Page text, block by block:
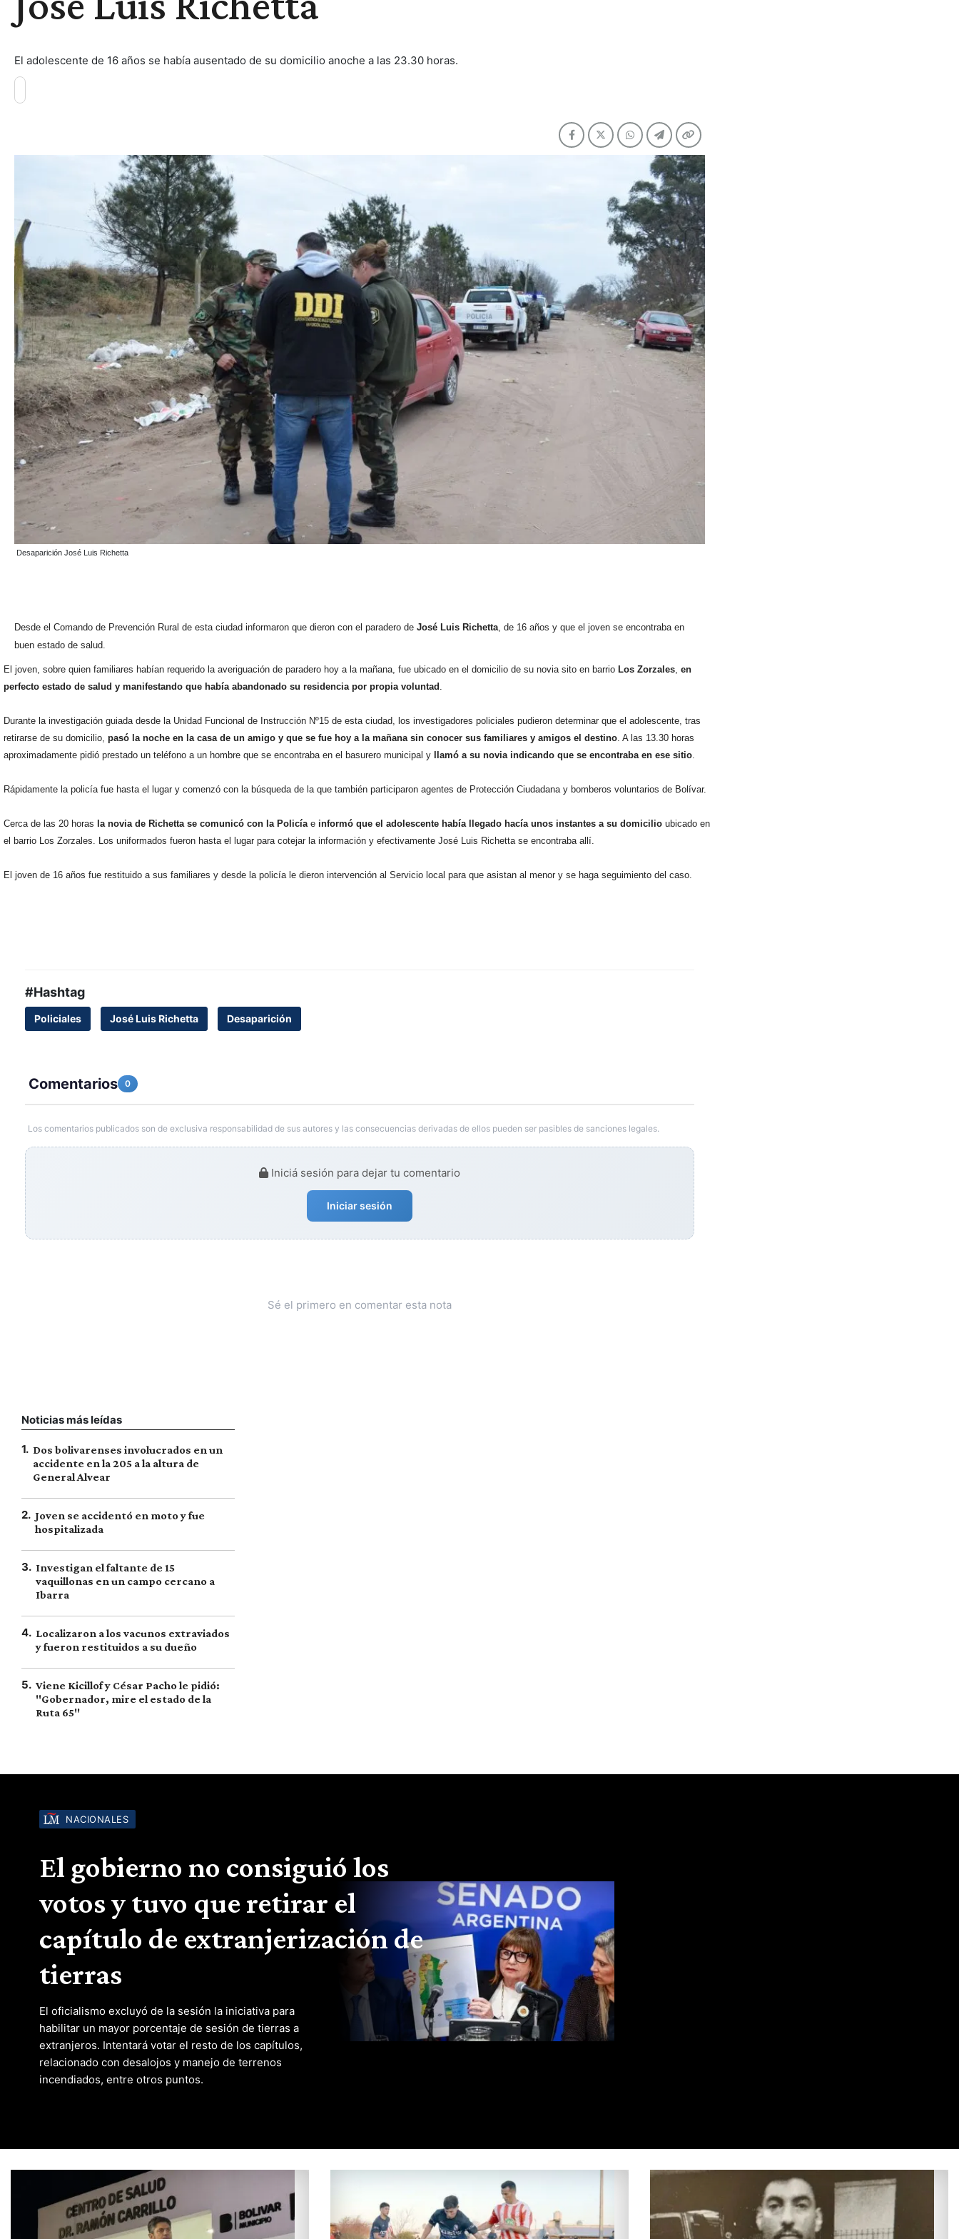
El adolescente de 16 años se había ausentado de su domicilio anoche a las 23.30 horas.
Desaparición José Luis Richetta
Desde el Comando de Prevención Rural de esta ciudad informaron que dieron con el paradero de José Luis Richetta , de 16 años y que el joven se encontraba en
buen estado de salud.
El joven, sobre quien familiares habían requerido la averiguación de paradero hoy a la mañana, fue ubicado en el domicilio de su novia sito en barrio Los Zorzales en
perfecto estado de salud y manifestando que había abandonado su residencia por propia voluntad
Durante la investigación guiada desde la Unidad Funcional de Instrucción Nº15 de esta ciudad, los investigadores policiales pudieron determinar que el adolescente, tras
retirarse de su domicilio, pasó la noche en la casa de un amigo y que se fue hoy a la mañana sin conocer sus familiares y amigos el destino . A las 13.30 horas
aproximadamente pidió prestado un teléfono a un hombre que se encontraba en el basurero municipal y llamó a su novia indicando que se encontraba en ese sitio
Rápidamente la policía fue hasta el lugar y comenzó con la búsqueda de la que también participaron agentes de Protección Ciudadana y bomberos voluntarios de Bolívar.
Cerca de las 20 horas la novia de Richetta se comunicó con la Policía e informó que el adolescente había llegado hacía unos instantes a su domicilio ubicado en
el barrio Los Zorzales. Los uniformados fueron hasta el lugar para cotejar la información y efectivamente José Luis Richetta se encontraba allí.
El joven de 16 años fue restituido a sus familiares y desde la policía le dieron intervención al Servicio local para que asistan al menor y se haga seguimiento del caso.
#Hashtag
Policiales José Luis Richetta Desaparición
Comentarios 0
Los comentarios publicados son de exclusiva responsabilidad de sus autores y las consecuencias derivadas de ellos pueden ser pasibles de sanciones legales.
Iniciá sesión para dejar tu comentario
Iniciar sesión
Sé el primero en comentar esta nota
Noticias más leídas
1. Dos bolivarenses involucrados en un
accidente en la 205 a la altura de
General Alvear
2. Joven se accidentó en moto y fue
hospitalizada
3. Investigan el faltante de 15
vaquillonas en un campo cercano a
Ibarra
4. Localizaron a los vacunos extraviados
y fueron restituidos a su dueño
5. Viene Kicillof y César Pacho le pidió:
"Gobernador, mire el estado de la
Ruta 65"
NACIONALES
El gobierno no consiguió los
votos y tuvo que retirar el
capítulo de extranjerización de
tierras
El oficialismo excluyó de la sesión la iniciativa para
habilitar un mayor porcentaje de sesión de tierras a
extranjeros. Intentará votar el resto de los capítulos,
relacionado con desalojos y manejo de terrenos
incendiados, entre otros puntos.